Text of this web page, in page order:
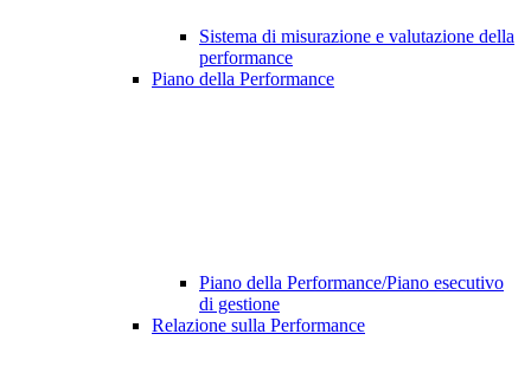
Sistema di misurazione e valutazione della
performance
Piano della Performance
Piano della Performance/Piano esecutivo
di gestione
Relazione sulla Performance